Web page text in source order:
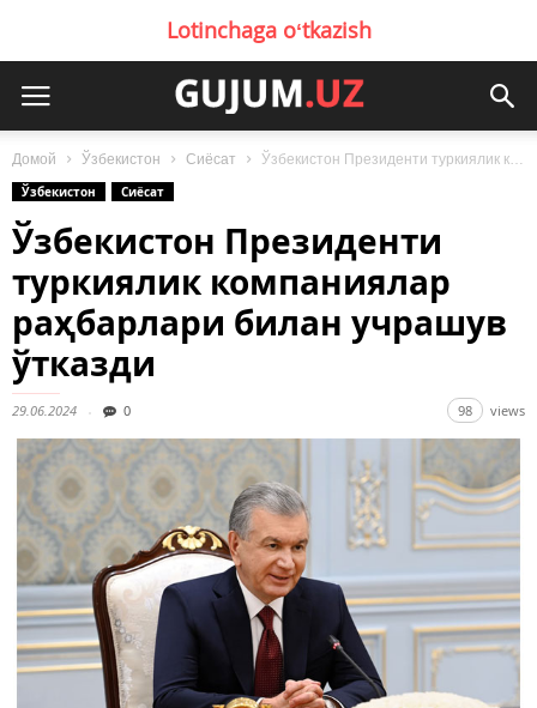
Lotinchaga oʻtkazish
Домой Ўзбекистон Сиёсат
Ўзбекистон Президенти туркиялик компаниялар раҳбарлари билан учрашув ўтказди
Ўзбекистон
Сиёсат
Ўзбекистон Президенти
туркиялик компаниялар
раҳбарлари билан учрашув
ўтказди
29.06.2024 0 98 views